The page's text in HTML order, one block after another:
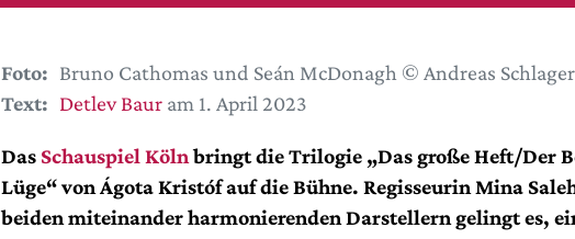
Foto: Bruno Cathomas und Seán McDonagh © Andreas Schlager
Text: Detlev Bauram 1. April 2023
Das Schauspiel Kölnbringt die Trilogie „Das große Heft/Der
Lüge“ von Ágota Kristóf auf die Bühne. Regisseurin Mina
beiden miteinander harmonierenden Darstellern gelingt es,